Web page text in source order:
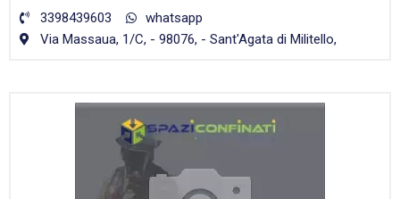
3398439603
whatsapp
Via Massaua, 1/C, - 98076, - Sant'Agata di Militello,